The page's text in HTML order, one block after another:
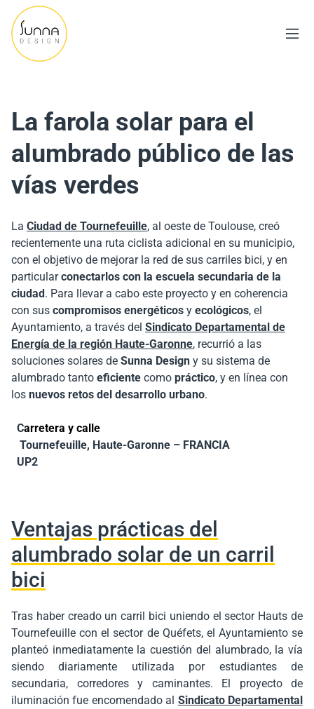
La farola solar para el
alumbrado público de las
vías verdes
La Ciudad de Tournefeuille, al oeste de Toulouse, creó
recientemente una ruta ciclista adicional en su municipio,
con el objetivo de mejorar la red de sus carriles bici, y en
particularconectarlos con la escuela secundaria de la
ciudad. Para llevar a cabo este proyecto y en coherencia
con sus compromisos energéticos y ecológicos, el
Ayuntamiento, a través del Sindicato Departamental de
Energía de la región Haute-Garonne, recurrió a las
soluciones solares de Sunna Design y su sistema de
alumbrado tanto eficiente como práctico, y en línea con
los nuevos retos del desarrollo urbano.
Carretera y calle
Tournefeuille, Haute-Garonne – FRANCIA
UP2
Ventajas prácticas del
alumbrado solar de un carril
bici
Tras haber creado un carril bici uniendo el sector Hauts de
Tournefeuille con el sector de Quéfets, el Ayuntamiento se
planteó inmediatamente la cuestión del alumbrado, la vía
siendo diariamente utilizada por estudiantes de
secundaria, corredores y caminantes. El proyecto de
iluminación fue encomendado al Sindicato Departamental